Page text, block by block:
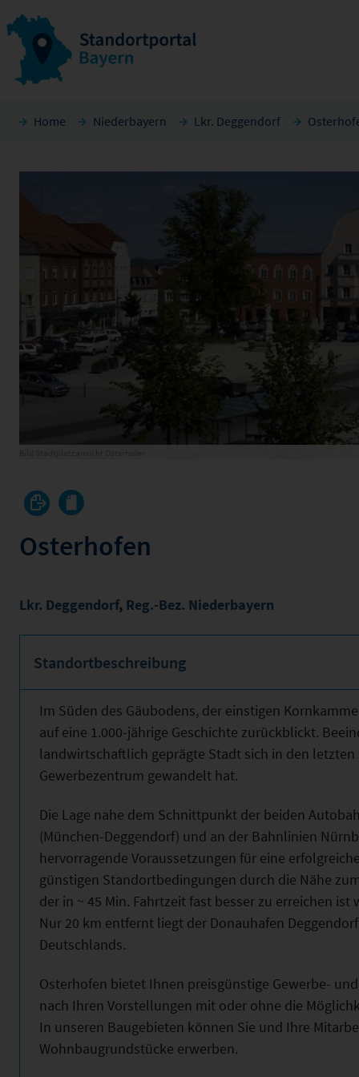
Home Niederbayern Lkr. Deggendorf
Osterhofen
Lkr. Deggendorf, Reg.-Bez. Niederbayern
Standortbeschreibung
Im Süden des Gäubodens, der einstigen
auf eine 1.000-jährige Geschichte zurückblickt.
landwirtschaftlich geprägte Stadt sich in den letzten
Gewerbezentrum gewandelt hat.
Die Lage nahe dem Schnittpunkt der beiden
(München-Deggendorf) und an der Bahnlinien
hervorragende Voraussetzungen für eine
günstigen Standortbedingungen durch die Nähe
der in ~ 45 Min. Fahrtzeit fast besser zu erreichen
Nur 20 km entfernt liegt der Donauhafen
Deutschlands.
Osterhofen bietet Ihnen preisgünstige Gewerbe-
nach Ihren Vorstellungen mit oder ohne die
In unseren Baugebieten können Sie und Ihre
Wohnbaugrundstücke erwerben.